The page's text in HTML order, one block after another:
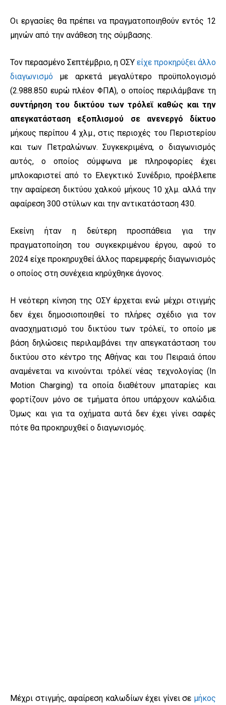
Οι εργασίες θα πρέπει να πραγματοποιηθούν εντός 12
μηνών από την ανάθεση της σύμβασης.
Τον περασμένο Σεπτέμβριο, η ΟΣΥ είχε προκηρύξει άλλο
διαγωνισμό με αρκετά μεγαλύτερο προϋπολογισμό
(2.988.850 ευρώ πλέον ΦΠΑ), ο οποίος περιλάμβανε τη
συντήρηση του δικτύου των τρόλεϊ καθώς και την
απεγκατάσταση εξοπλισμού σε ανενεργό δίκτυο
μήκους περίπου 4 χλμ., στις περιοχές του Περιστερίου
και των Πετραλώνων. Συγκεκριμένα, ο διαγωνισμός
αυτός, ο οποίος σύμφωνα με πληροφορίες έχει
μπλοκαριστεί από το Ελεγκτικό Συνέδριο, προέβλεπε
την αφαίρεση δικτύου χαλκού μήκους 10 χλμ. αλλά την
αφαίρεση 300 στύλων και την αντικατάσταση 430.
Εκείνη ήταν η δεύτερη προσπάθεια για την
πραγματοποίηση του συγκεκριμένου έργου, αφού το
2024 είχε προκηρυχθεί άλλος παρεμφερής διαγωνισμός
ο οποίος στη συνέχεια κηρύχθηκε άγονος.
Η νεότερη κίνηση της ΟΣΥ έρχεται ενώ μέχρι στιγμής
δεν έχει δημοσιοποιηθεί το πλήρες σχέδιο για τον
ανασχηματισμό του δικτύου των τρόλεϊ, το οποίο με
βάση δηλώσεις περιλαμβάνει την απεγκατάσταση του
δικτύου στο κέντρο της Αθήνας και του Πειραιά όπου
αναμένεται να κινούνται τρόλεϊ νέας τεχνολογίας (In
Motion Charging) τα οποία διαθέτουν μπαταρίες και
φορτίζουν μόνο σε τμήματα όπου υπάρχουν καλώδια.
Όμως και για τα οχήματα αυτά δεν έχει γίνει σαφές
πότε θα προκηρυχθεί ο διαγωνισμός.
Μέχρι στιγμής, αφαίρεση καλωδίων έχει γίνει σε μήκος